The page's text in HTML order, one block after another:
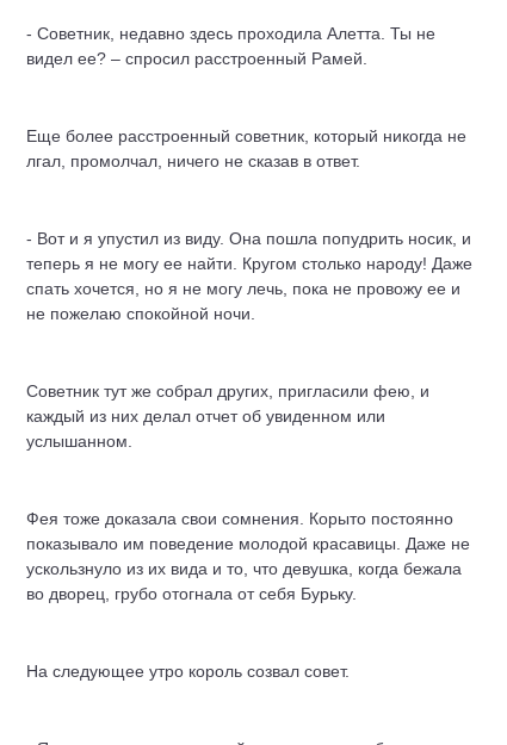
- Советник, недавно здесь проходила Алетта. Ты не
видел ее? – спросил расстроенный Рамей.
Еще более расстроенный советник, который никогда не
лгал, промолчал, ничего не сказав в ответ.
- Вот и я упустил из виду. Она пошла попудрить носик, и
теперь я не могу ее найти. Кругом столько народу! Даже
спать хочется, но я не могу лечь, пока не провожу ее и
не пожелаю спокойной ночи.
Советник тут же собрал других, пригласили фею, и
каждый из них делал отчет об увиденном или
услышанном.
Фея тоже доказала свои сомнения. Корыто постоянно
показывало им поведение молодой красавицы. Даже не
ускользнуло из их вида и то, что девушка, когда бежала
во дворец, грубо отогнала от себя Бурьку.
На следующее утро король созвал совет.